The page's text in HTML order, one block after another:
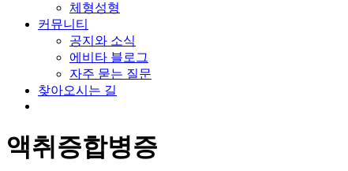
체형성형
커뮤니티
공지와 소식
에비타 블로그
자주 묻는 질문
찾아오시는 길
액취증합병증